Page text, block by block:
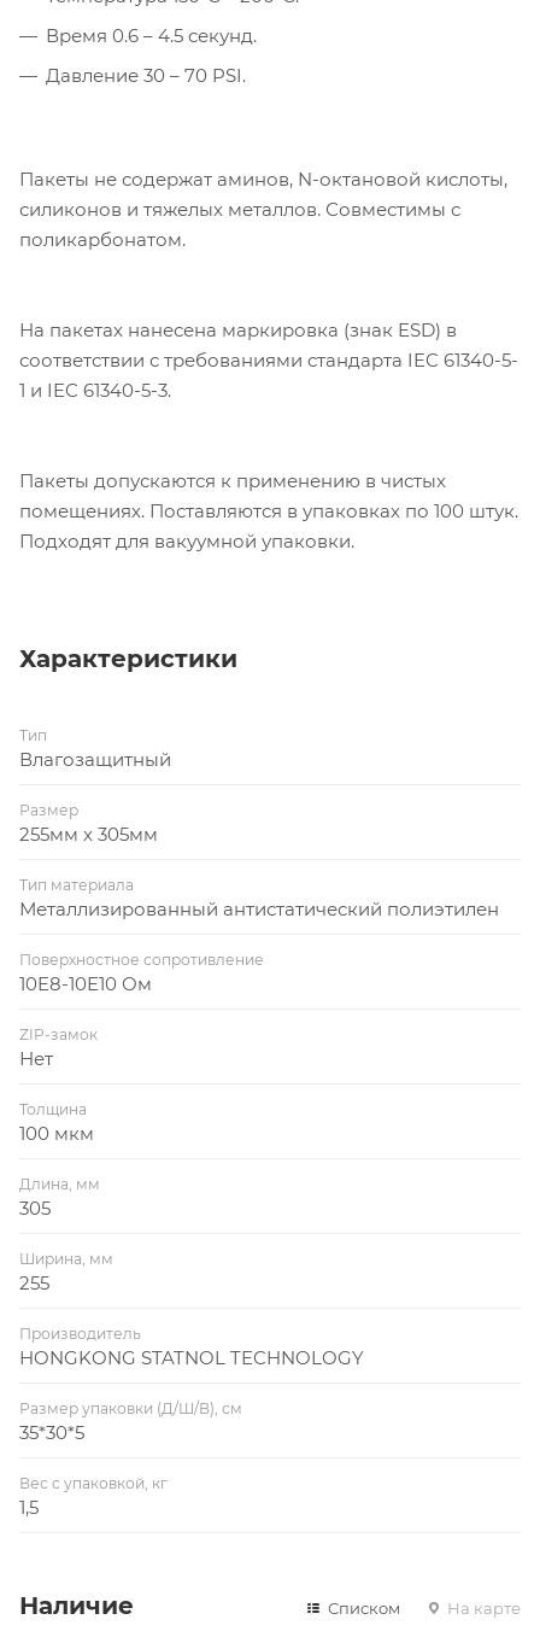
Время 0.6 – 4.5 секунд.
Давление 30 – 70 PSI.
Пакеты не содержат аминов, N-октановой кислоты,
силиконов и тяжелых металлов. Совместимы с
поликарбонатом.
На пакетах нанесена маркировка (знак ESD) в
соответствии с требованиями стандарта IEC 61340-5-
1 и IEC 61340-5-3.
Пакеты допускаются к применению в чистых
помещениях. Поставляются в упаковках по 100 штук.
Подходят для вакуумной упаковки.
Характеристики
Тип
Влагозащитный
Размер
255мм х 305мм
Тип материала
Металлизированный антистатический полиэтилен
Поверхностное сопротивление
10E8-10E10 Ом
ZIP-замок
Нет
Толщина
100 мкм
Длина, мм
305
Ширина, мм
255
Производитель
HONGKONG STATNOL TECHNOLOGY
Размер упаковки (Д/Ш/В), см
35*30*5
Вес с упаковкой, кг
1,5
Наличие Списком На карте